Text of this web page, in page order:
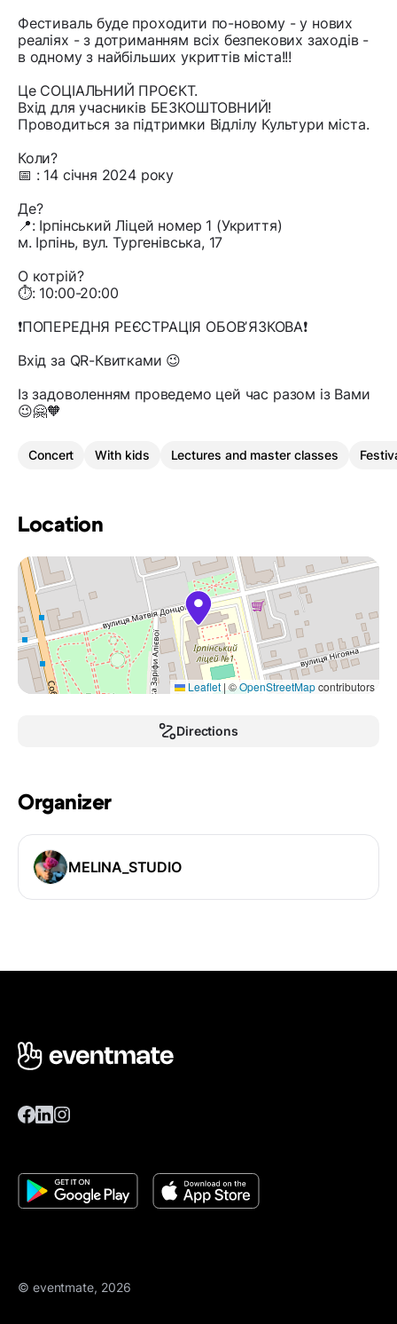
Фестиваль буде проходити по-новому - у нових
реаліях - з дотриманням всіх безпекових заходів -
в одному з найбільших укриттів міста!!!
Це СОЦІАЛЬНИЙ ПРОЄКТ.
Вхід для учасників БЕЗКОШТОВНИЙ!
Проводиться за підтримки Відлілу Культури міста.
Коли?
📅 : 14 січня 2024 року
Де?
📍: Ірпінський Ліцей номер 1 (Укриття)
м. Ірпінь, вул. Тургенівська, 17
О котрій?
⏱️: 10:00-20:00
❗️ПОПЕРЕДНЯ РЕЄСТРАЦІЯ ОБОВʼЯЗКОВА❗️
Вхід за QR-Квитками 😉
Із задоволенням проведемо цей час разом із Вами
😉🤗🧡
Concert With kids Lectures and master classes
Location
Leaflet|©OpenStreetMapcontributors
Directions
Organizer
MELINA_STUDIO
© eventmate, 2026